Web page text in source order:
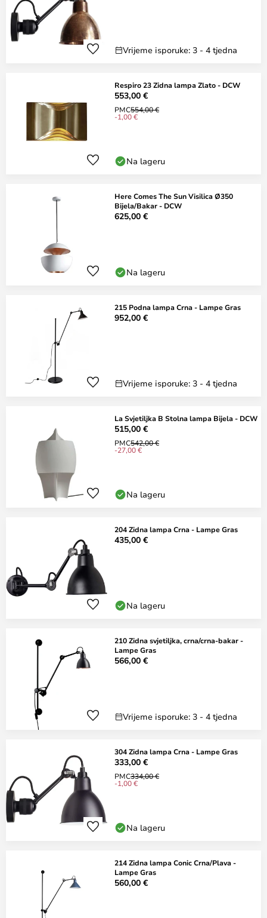
Vrijeme isporuke: 3 - 4 tjedna
Respiro 23 Zidna lampa Zlato - DCW
553,00 €
PMC554,00 €
-1,00 €
Na lageru
Here Comes The Sun Visilica Ø350
Bijela/Bakar - DCW
625,00 €
Na lageru
215 Podna lampa Crna - Lampe Gras
952,00 €
Vrijeme isporuke: 3 - 4 tjedna
La Svjetiljka B Stolna lampa Bijela - DCW
515,00 €
PMC542,00 €
-27,00 €
Na lageru
204 Zidna lampa Crna - Lampe Gras
435,00 €
Na lageru
210 Zidna svjetiljka, crna/crna-bakar -
Lampe Gras
566,00 €
Vrijeme isporuke: 3 - 4 tjedna
304 Zidna lampa Crna - Lampe Gras
333,00 €
PMC334,00 €
-1,00 €
Na lageru
214 Zidna lampa Conic Crna/Plava -
Lampe Gras
560,00 €